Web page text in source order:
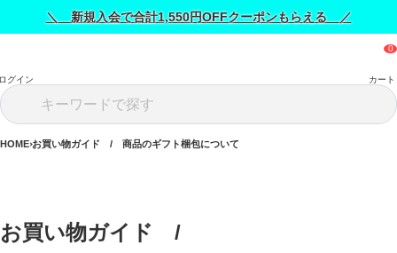
＼ 新規入会で合計1,550円OFFクーポンもらえる ／
グイン カート
HOME お買い物ガイド / 商品のギフト梱包について
お買い物ガイド　/